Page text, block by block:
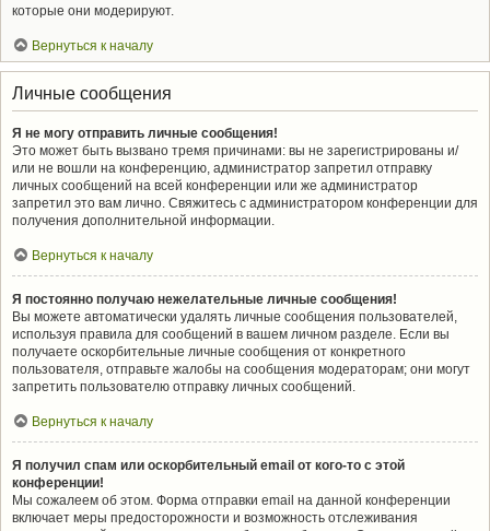
которые они модерируют.
Вернуться к началу
Личные сообщения
Я не могу отправить личные сообщения!
Это может быть вызвано тремя причинами: вы не зарегистрированы и/
или не вошли на конференцию, администратор запретил отправку
личных сообщений на всей конференции или же администратор
запретил это вам лично. Свяжитесь с администратором конференции для
получения дополнительной информации.
Вернуться к началу
Я постоянно получаю нежелательные личные сообщения!
Вы можете автоматически удалять личные сообщения пользователей,
используя правила для сообщений в вашем личном разделе. Если вы
получаете оскорбительные личные сообщения от конкретного
пользователя, отправьте жалобы на сообщения модераторам; они могут
запретить пользователю отправку личных сообщений.
Вернуться к началу
Я получил спам или оскорбительный email от кого-то с этой
конференции!
Мы сожалеем об этом. Форма отправки email на данной конференции
включает меры предосторожности и возможность отслеживания